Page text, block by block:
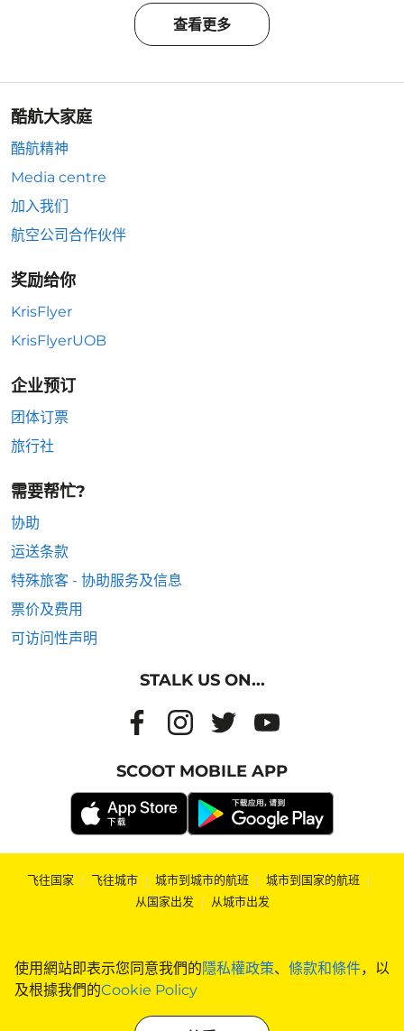
使用網站即表示您同意我們的隱私權政策、 條款和條件，以
及根據我們的Cookie Policy
查看更多
酷航大家庭
酷航精神
Media centre
加入我们
航空公司合作伙伴
奖励给你
KrisFlyer
KrisFlyerUOB
企业预订
团体订票
旅行社
需要帮忙?
协助
运送条款
特殊旅客 - 协助服务及信息
票价及费用
可访问性声明
STALK US ON...
SCOOT MOBILE APP
飞往国家 | 飞往城市 | 城市到城市的航班 | 城市到国家的航班 |
从国家出发 | 从城市出发